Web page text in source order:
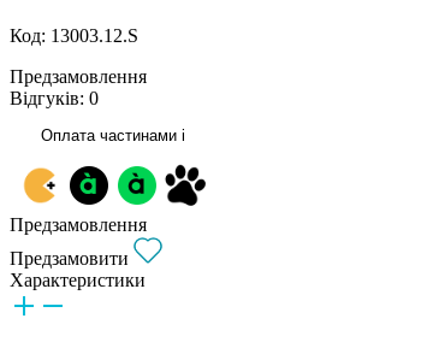
Код: 13003.12.S
Предзамовлення
Відгуків: 0
Оплата частинами i
Предзамовлення
Предзамовити
Характеристики